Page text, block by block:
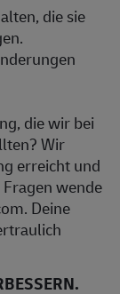
die sie
die wir bei
Wir
erreicht und
wende
Deine